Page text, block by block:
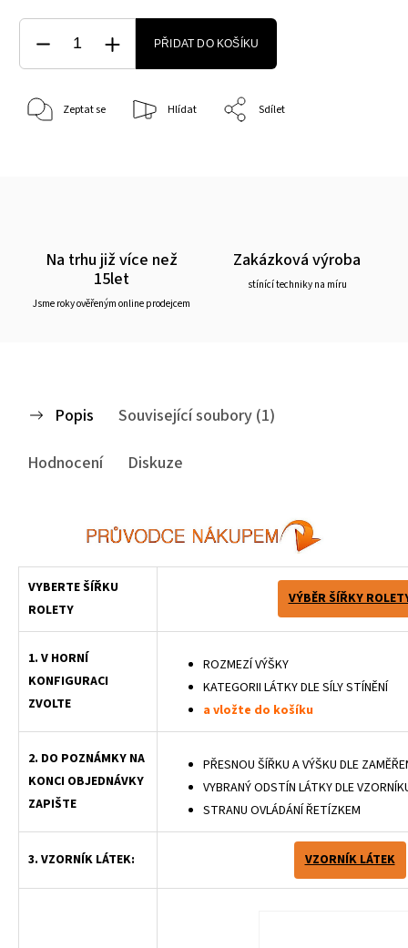
PŘIDAT DO KOŠÍKU
Zeptat se Hlídat Sdílet
Na trhu již více než
15let
Jsme roky ověřeným online prodejcem
Zakázková výroba
stínící techniky na míru
Popis
Související soubory (1)
Hodnocení
Diskuze
VYBERTE ŠÍŘKU
ROLETY
VÝBĚR ŠÍŘKY
1. V HORNÍ
KONFIGURACI
ZVOLTE
ROZMEZÍ VÝŠKY
KATEGORII LÁTKY DLE SÍLY STÍNĚNÍ
a vložte do košíku
2. DO POZNÁMKY NA
KONCI OBJEDNÁVKY
ZAPIŠTE
PŘESNOU ŠÍŘKU A VÝŠKU DLE
VYBRANÝ ODSTÍN LÁTKY DLE
STRANU OVLÁDÁNÍ ŘETÍZKEM
3. VZORNÍK LÁTEK: VZORNÍK LÁTEK